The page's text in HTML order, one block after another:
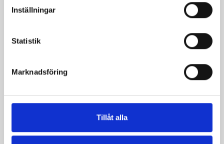
Inställningar
Statistik
Marknadsföring
Tillåt alla
Kyckling och ris i
Produkter i receptet: